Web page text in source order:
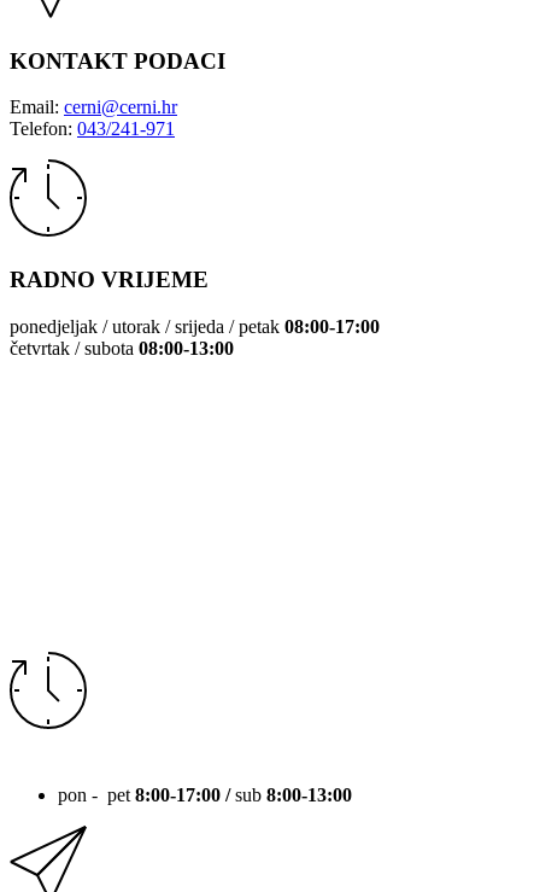
KONTAKT PODACI
Email: cerni@cerni.hr
Telefon: 043/241-971
RADNO VRIJEME
ponedjeljak / utorak / srijeda / petak 08:00-17:00
četvrtak / subota 08:00-13:00
pon - pet 8:00-17:00 /sub 8:00-13:00